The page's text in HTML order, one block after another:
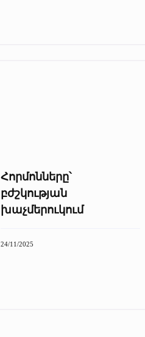
Հորմոնները՝
բժշկության
խաչմերուկում
24/11/2025